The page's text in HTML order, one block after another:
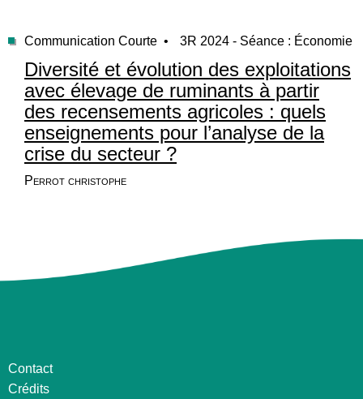
Communication Courte • 3R 2024 - Séance : Économie
Diversité et évolution des exploitations
avec élevage de ruminants à partir
des recensements agricoles : quels
enseignements pour l’analyse de la
crise du secteur ?
Perrot christophe
Contact
Crédits